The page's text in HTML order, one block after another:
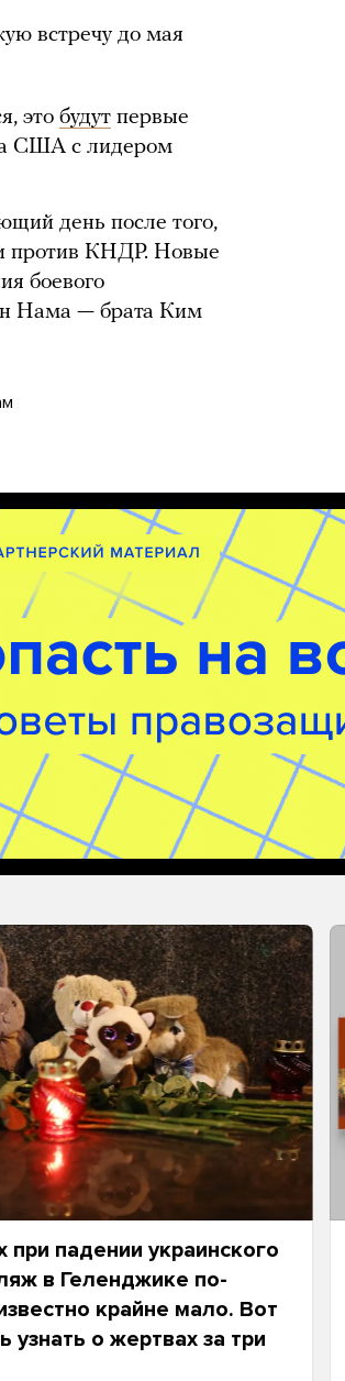
встречу до мая
это будут первые
США с лидером
день после того,
против КНДР. Новые
боевого
Нама — брата Ким
при падении украинского
в Геленджике по-
крайне мало. Вот
узнать о жертвах за три